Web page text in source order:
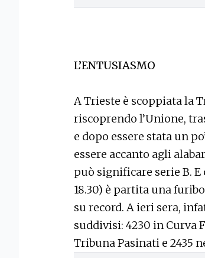
L’ENTUSIASMO
A Trieste è scoppiata la
riscoprendo l’Unione,
e dopo essere stata un
essere accanto agli
può significare serie B.
18.30) è partita una
su record. A ieri sera,
suddivisi: 4230 in Curva
Tribuna Pasinati e 2435